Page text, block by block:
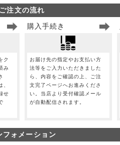
ご注文の流れ
ク
み
、
せ
購入手続き
お届け先の指定やお支払い方
法等をご入力いただきました
ら、内容をご確認の上、ご注
文完了ページへお進みくださ
い。当店より受付確認メール
が自動配信されます。
フォメーション